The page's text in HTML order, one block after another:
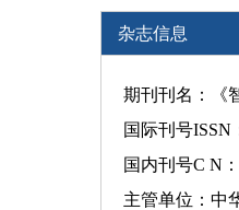
杂志信息
期刊刊名：《
国际刊号ISSN
国内刊号C N
主管单位：中